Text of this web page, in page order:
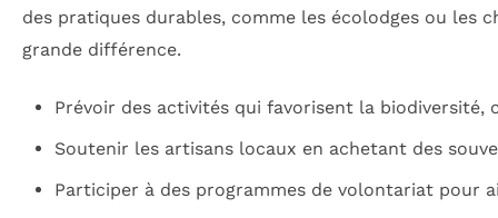
des pratiques durables, comme les écolodges ou les
grande différence.
Prévoir des activités qui favorisent la biodiversité,
Soutenir les artisans locaux en achetant des
Participer à des programmes de volontariat pour